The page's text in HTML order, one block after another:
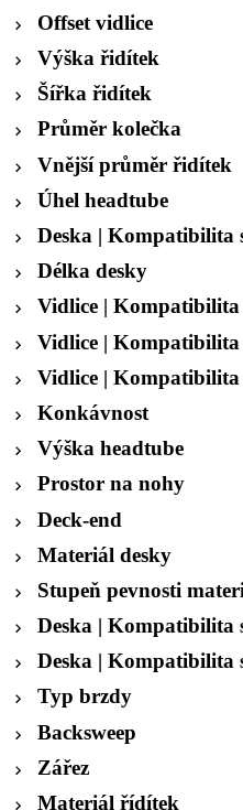
Offset vidlice
Výška řidítek
Šířka řidítek
Průměr kolečka
Vnější průměr řidítek
Úhel headtube
Deska | Kompatibilita
Délka desky
Vidlice |
Vidlice |
Vidlice | Kompatibilita
Konkávnost
Výška headtube
Prostor na nohy
Deck-end
Materiál desky
Stupeň pevnosti
Deska | Kompatibilita
Deska | Kompatibilita
Typ brzdy
Backsweep
Zářez
Materiál řídítek